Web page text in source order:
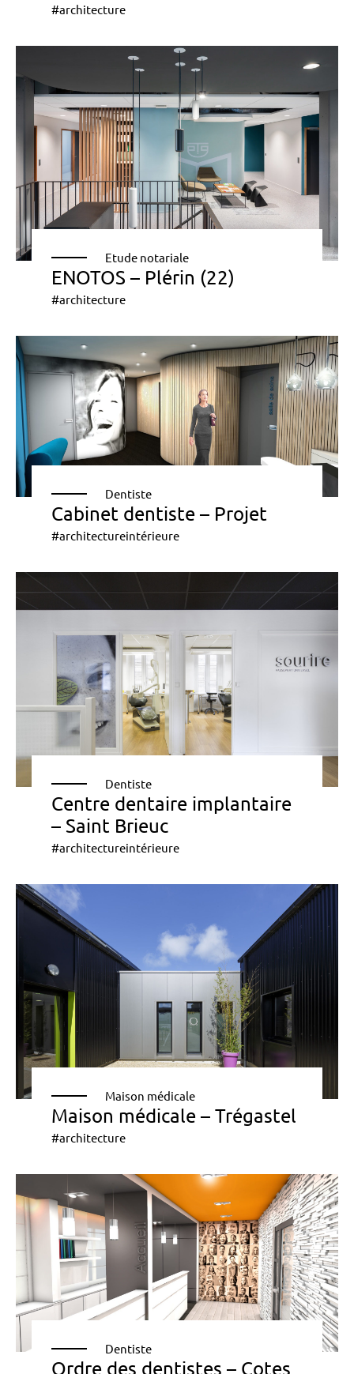
#architecture
Etude notariale
#architecture
ENOTOS – Plérin (22)
Dentiste
#architectureintérieure
Cabinet dentiste – Projet
Dentiste
#architectureintérieure
Centre dentaire implantaire
– Saint Brieuc
Maison médicale
#architecture
Maison médicale – Trégastel
Dentiste
Ordre des dentistes – Cotes